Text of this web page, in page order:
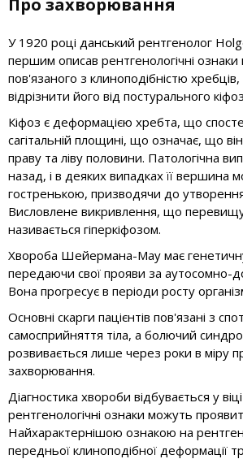
Про захворювання
У 1920 році данський рентгенолог
першим описав рентгенологічні
пов'язаного з клиноподібністю
відрізнити його від постурального
Кіфоз є деформацією хребта, що
сагітальній площині, що означає, що
праву та ліву половини. Патологічна
назад, і в деяких випадках її вершина
гостренькою, призводячи до
Висловлене викривлення, що
називається гіперкіфозом.
Хвороба Шейермана-Мау має
передаючи свої прояви за аутосомно-
Вона прогресує в періоди росту
Основні скарги пацієнтів пов'язані з
самосприйняття тіла, а болючий
розвивається лише через роки в міру
захворювання.
Діагностика хвороби відбувається у
рентгенологічні ознаки можуть
Найхарактернішою ознакою на
передньої клиноподібної деформації